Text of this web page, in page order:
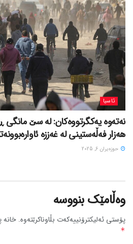
ئاسیا
هەزار فەڵەستینی لە غەززە
حوزه‌یران 6, 2025
وەڵامێک بنووسە
پۆستی ئەلیکترۆنییەکەت بڵاوناکرێتەوە. خانە
*